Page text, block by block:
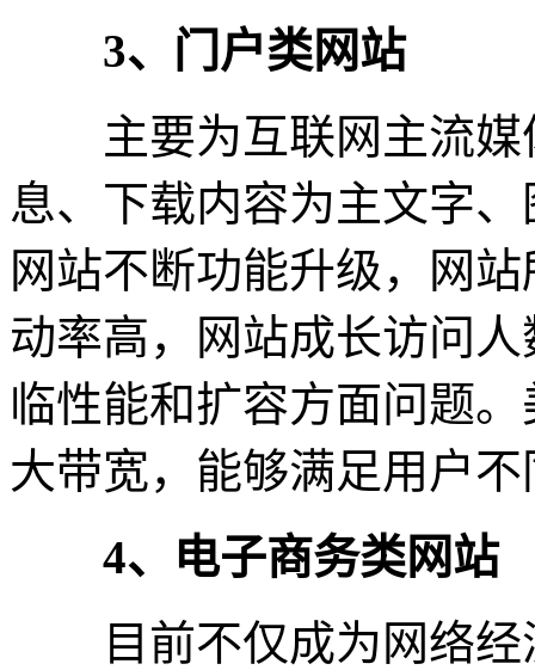
3、门户类网站
主要为互联网主流媒
息、下载内容为主文字
网站不断功能升级，网
动率高，网站成长访问
临性能和扩容方面问题
大带宽，能够满足用户
4、电子商务类网站
目前不仅成为网络经